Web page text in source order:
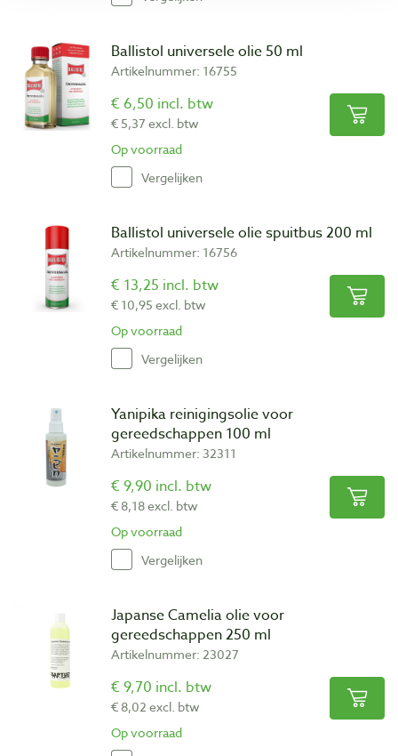
Ballistol universele olie 50 ml
Artikelnummer: 16755
€ 6,50 incl. btw
€ 5,37 excl. btw
Op voorraad
Vergelijken
Ballistol universele olie spuitbus 200 ml
Artikelnummer: 16756
€ 13,25 incl. btw
€ 10,95 excl. btw
Op voorraad
Vergelijken
Yanipika reinigingsolie voor
gereedschappen 100 ml
Artikelnummer: 32311
€ 9,90 incl. btw
€ 8,18 excl. btw
Op voorraad
Vergelijken
Japanse Camelia olie voor
gereedschappen 250 ml
Artikelnummer: 23027
€ 9,70 incl. btw
€ 8,02 excl. btw
Op voorraad